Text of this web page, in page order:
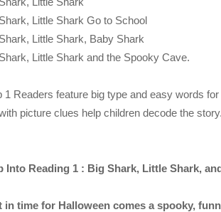
Little Shark Go to School
Little Shark, Baby Shark
Little Shark and the Spooky Cave.
1 Readers feature big type and easy words
picture clues help children decode the
Into Reading 1 : Big Shark, Little Shark,
in time for Halloween comes a spooky,